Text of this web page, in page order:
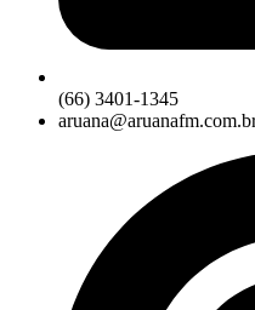
(66) 3401-1345